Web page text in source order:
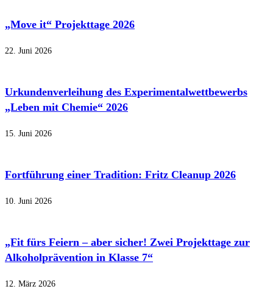
„Move it“ Projekttage 2026
22. Juni 2026
Urkundenverleihung des Experimentalwettbewerbs
„Leben mit Chemie“ 2026
15. Juni 2026
Fortführung einer Tradition: Fritz Cleanup 2026
10. Juni 2026
„Fit fürs Feiern – aber sicher! Zwei Projekttage zur
Alkoholprävention in Klasse 7“
12. März 2026